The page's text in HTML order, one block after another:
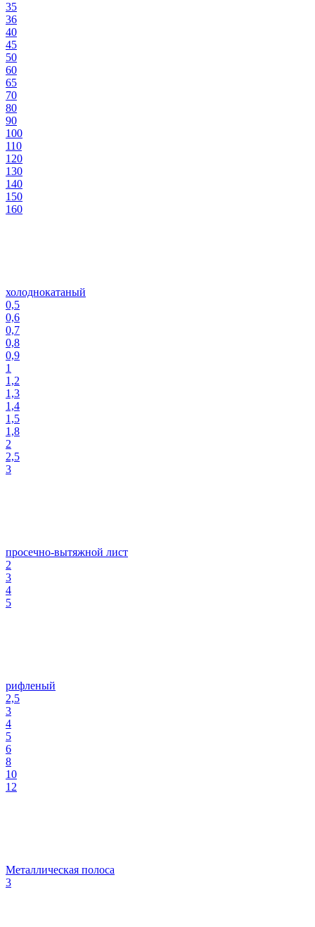
35
36
40
45
50
60
65
70
80
90
100
110
120
130
140
150
160
холоднокатаный
0,5
0,6
0,7
0,8
0,9
1
1,2
1,3
1,4
1,5
1,8
2
2,5
3
просечно-вытяжной лист
2
3
4
5
рифленый
2,5
3
4
5
6
8
10
12
Металлическая полоса
3